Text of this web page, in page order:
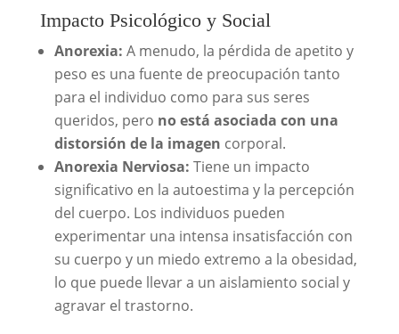
Impacto Psicológico y Social
Anorexia: A menudo, la pérdida de apetito y
peso es una fuente de preocupación tanto
para el individuo como para sus seres
queridos, pero no está asociada con una
distorsión de la imagen corporal.
Anorexia Nerviosa: Tiene un impacto
significativo en la autoestima y la percepción
del cuerpo. Los individuos pueden
experimentar una intensa insatisfacción con
su cuerpo y un miedo extremo a la obesidad,
lo que puede llevar a un aislamiento social y
agravar el trastorno.